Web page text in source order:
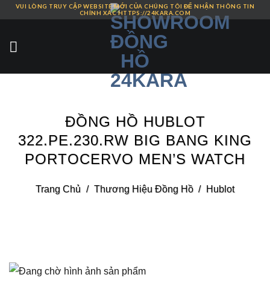
Skip
content
VUI LÒNG TRUY CẬP WEBSITE MỚI CỦA CHÚNG TÔI ĐỂ NHẬN THÔNG TIN
CHÍNH XÁC HTTPS://24KARA.COM
ĐỒNG HỒ HUBLOT
322.PE.230.RW BIG BANG KING
PORTOCERVO MEN’S WATCH
Trang Chủ / Thương Hiệu Đồng Hồ / Hublot